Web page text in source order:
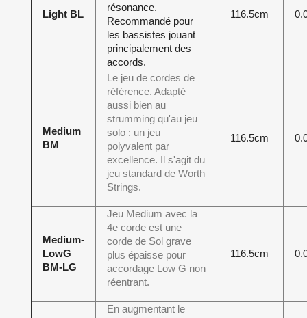
Light BL
résonance.
Recommandé pour
les bassistes jouant
principalement des
accords.
116.5cm
Medium
BM
Le jeu de cordes de
référence. Adapté
aussi bien au
strumming qu'au jeu
solo : un jeu
polyvalent par
excellence. Il s'agit du
jeu standard de Worth
Strings.
116.5cm
Medium-
LowG
BM-LG
Jeu Medium avec la
4e corde est une
corde de Sol grave
plus épaisse pour
accordage Low G non
réentrant.
116.5cm
En augmentant le